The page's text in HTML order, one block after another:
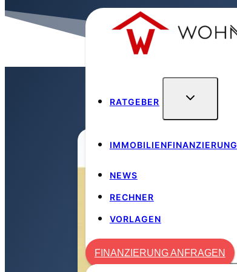
Zum
RATGEBER
IMMOBILIENFINANZIERUNG
NEWS
RECHNER
VORLAGEN
FINANZIERUNG ANFRAGEN